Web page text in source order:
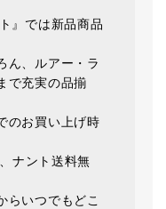
』では新品商品
ん、ルアー・ラ
で充実の品揃
のお買い上げ時
ナント送料無
らいつでもどこ